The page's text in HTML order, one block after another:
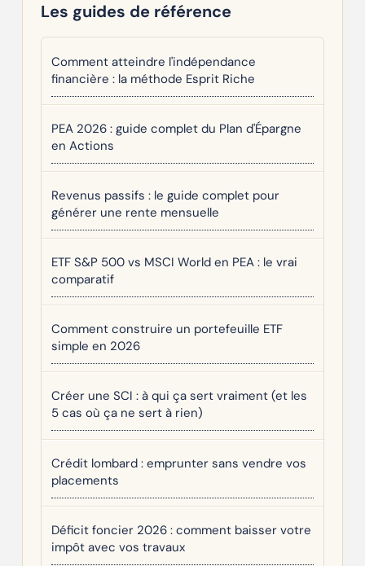
Les guides de référence
Comment atteindre l'indépendance
financière : la méthode Esprit Riche
PEA 2026 : guide complet du Plan d'Épargne
en Actions
Revenus passifs : le guide complet pour
générer une rente mensuelle
ETF S&P 500 vs MSCI World en PEA : le vrai
comparatif
Comment construire un portefeuille ETF
simple en 2026
Créer une SCI : à qui ça sert vraiment (et les
5 cas où ça ne sert à rien)
Crédit lombard : emprunter sans vendre vos
placements
Déficit foncier 2026 : comment baisser votre
impôt avec vos travaux